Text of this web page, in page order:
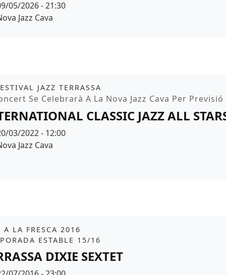
05/2026 - 21:30
Jazz Cava
JAZZ TERRASSA
Se Celebrarà A La Nova Jazz Cava Per
CLASSIC JAZZ ALL
03/2022 - 12:00
Jazz Cava
A LA FRESCA 2016
ESTABLE 15/16
DIXIE SEXTET